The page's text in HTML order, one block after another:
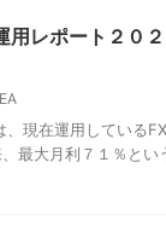
レポート２０
現在運用している
最大月利７１％と